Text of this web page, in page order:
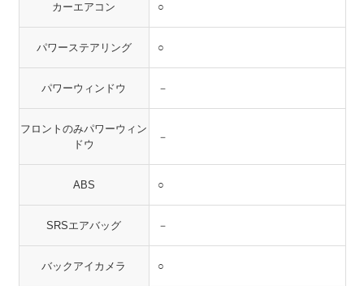
カーエアコン ○
パワーステアリング ○
パワーウィンドウ －
フロントのみパワーウィン
ドウ
－
ABS ○
SRSエアバッグ －
バックアイカメラ ○